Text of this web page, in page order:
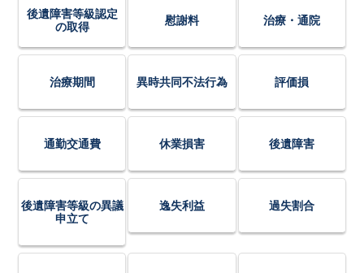
後遺障害等級認定
の取得
慰謝料 治療・通院
治療期間 異時共同不法行為 評価損
通勤交通費 休業損害 後遺障害
後遺障害等級の異議
申立て
逸失利益 過失割合